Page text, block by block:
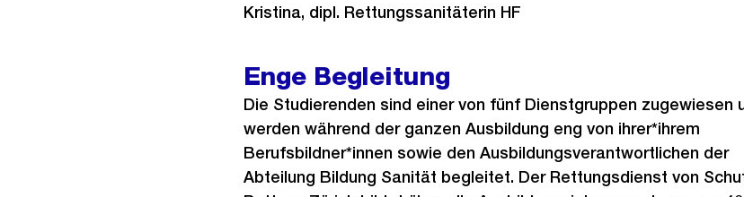
Kristina, dipl. Rettungssanitäterin HF
Enge Begleitung
Die Studierenden sind einer von fünf Dienstgruppen zugewiesen
werden während der ganzen Ausbildung eng von ihrer*ihrem
Berufsbildner*innen sowie den Ausbildungsverantwortlichen der
Abteilung Bildung Sanität begleitet. Der Rettungsdienst von